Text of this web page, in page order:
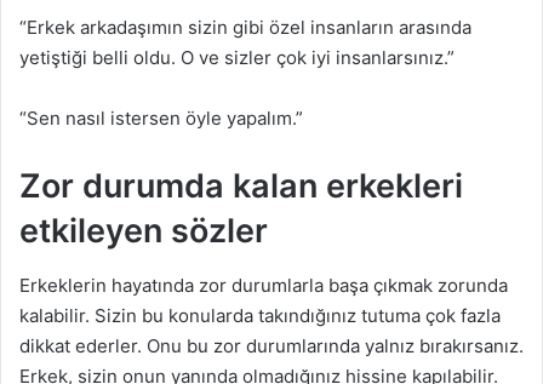
“Erkek arkadaşımın sizin gibi özel insanların arasında
yetiştiği belli oldu. O ve sizler çok iyi insanlarsınız.”
“Sen nasıl istersen öyle yapalım.”
Zor durumda kalan erkekleri
etkileyen sözler
Erkeklerin hayatında zor durumlarla başa çıkmak zorunda
kalabilir. Sizin bu konularda takındığınız tutuma çok fazla
dikkat ederler. Onu bu zor durumlarında yalnız bırakırsanız.
Erkek, sizin onun yanında olmadığınız hissine kapılabilir.